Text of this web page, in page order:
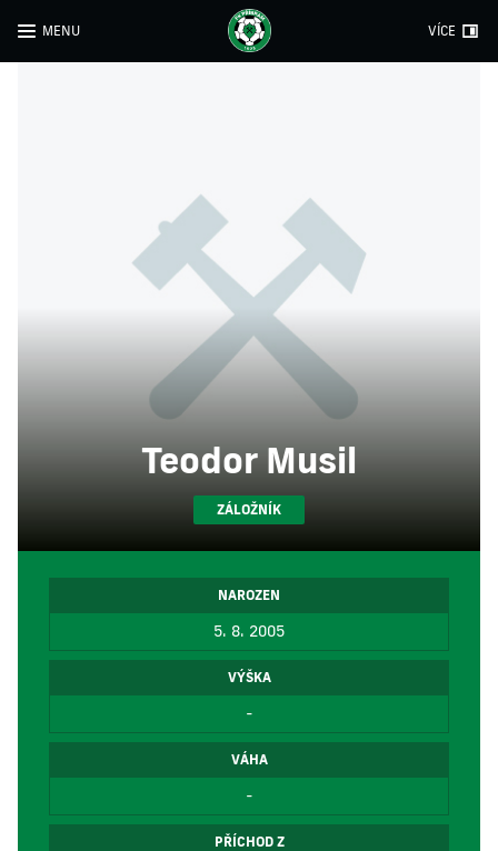
MENU VÍCE
Teodor Musil
ZÁLOŽNÍK
NAROZEN
5. 8. 2005
VÝŠKA
-
VÁHA
-
PŘÍCHOD Z